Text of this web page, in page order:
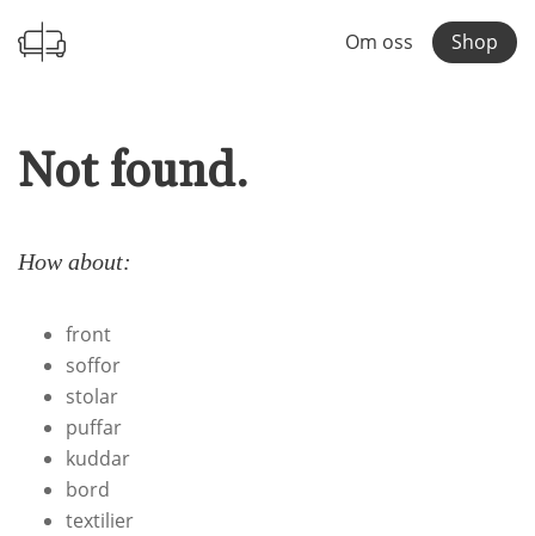
Om oss Shop
Not found.
How about:
front
soffor
stolar
puffar
kuddar
bord
textilier